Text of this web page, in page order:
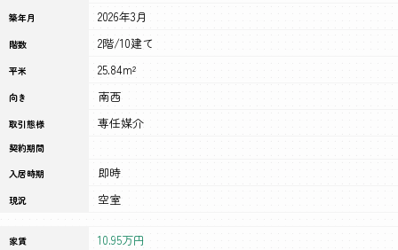
築年月 2026年3月
階数 2階/10建て
平米 25.84m²
向き 南西
取引態様 専任媒介
契約期間
入居時期
即時
現況 空室
家賃 10.95万円